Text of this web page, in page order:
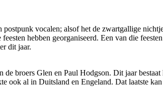
vocalen; alsof het de zwartgallige
hebben georganiseerd. Een van die
dit jaar.
broers Glen en Paul Hodgson. Dit jaar
ook al in Duitsland en Engeland. Dat laatste